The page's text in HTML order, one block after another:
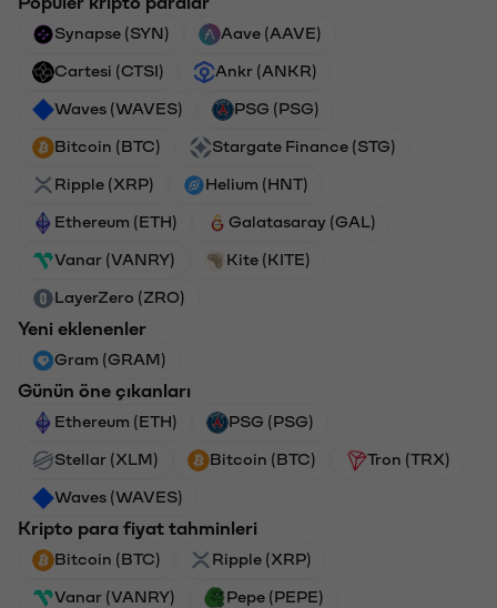
Synapse (SYN) Aave (AAVE)
Cartesi (CTSI) Ankr (ANKR)
Waves (WAVES) PSG (PSG)
Bitcoin (BTC) Stargate Finance (STG)
Ripple (XRP) Helium (HNT)
Ethereum (ETH) Galatasaray (GAL)
Vanar (VANRY) Kite (KITE)
LayerZero (ZRO)
Yeni eklenenler
Gram (GRAM)
Günün öne çıkanları
Ethereum (ETH) PSG (PSG)
Stellar (XLM) Bitcoin (BTC) Tron (TRX)
Waves (WAVES)
Kripto para fiyat tahminleri
Bitcoin (BTC) Ripple (XRP)
Vanar (VANRY) Pepe (PEPE)